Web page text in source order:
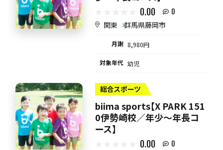
0.00 0
関東 群馬県藤岡市
月謝 8,980円
対象年代 幼児
総合スポーツ
biima sports【X PARK 151
0伊勢崎校／年少～年長コ
ース】
0.00 0